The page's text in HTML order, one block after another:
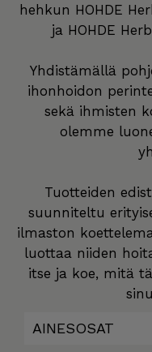
hehkun HOHDE
ja HOHDE
Yhdistämällä
ihonhoidon
sekä ihmisten
olemme
Tuotteiden
suunniteltu
ilmaston
luottaa niiden
itse ja koe, mitä
AINESOSAT